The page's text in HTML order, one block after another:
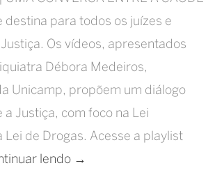
destina para todos os juízes e
Os vídeos, apresentados
Débora Medeiros,
Unicamp, propõem um diálogo
a Justiça, com foco na Lei
de Drogas. Acesse a playlist
lendo JUSTA
→